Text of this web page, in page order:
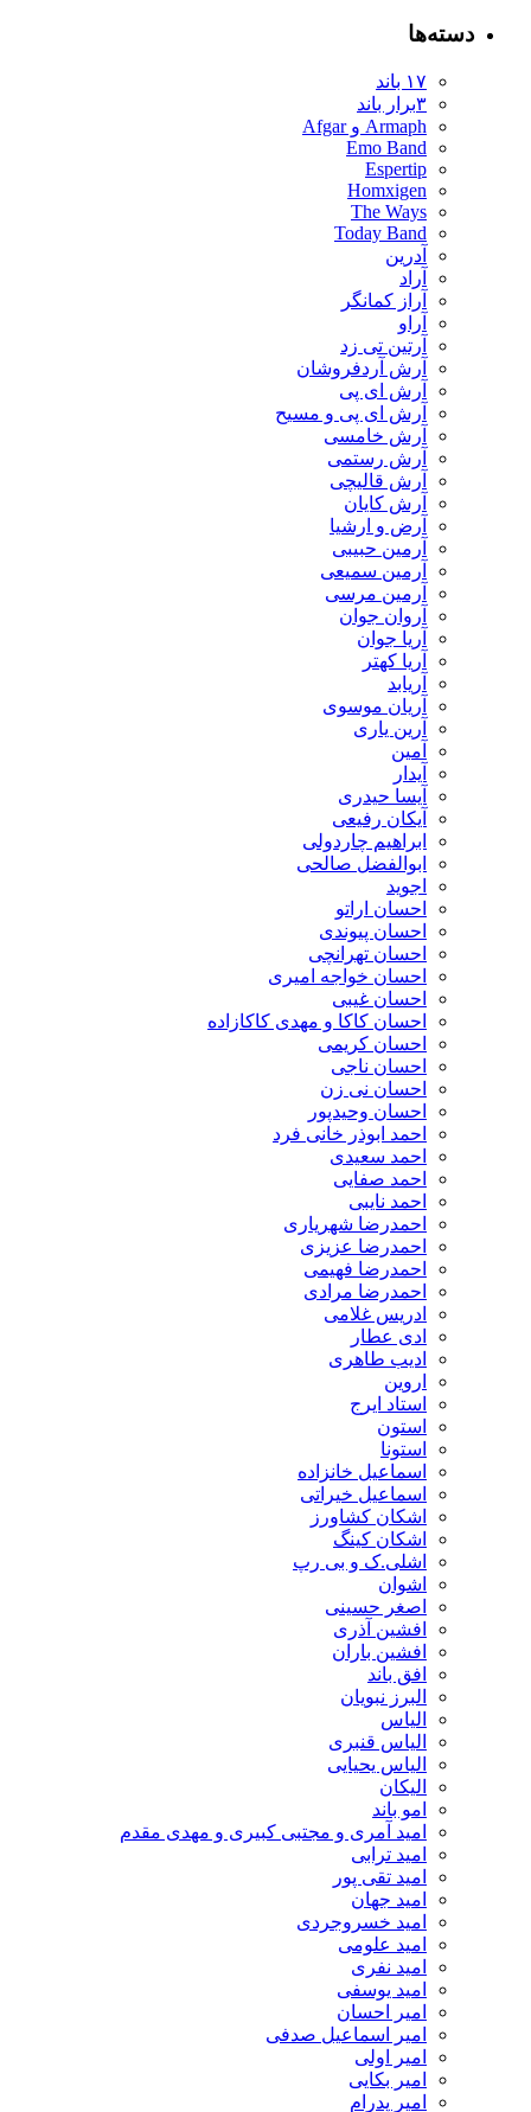
دسته‌ها
Armaph و Afgar
Emo Band
Espertip
Homxigen
The Ways
Today Band
آدرین
آراز کمانگر
آراو
آرتین تی زد
آرش آردفروشان
آرش ای پی
آرش ای پی و مسیح
آرش خامسی
آرش رستمی
آرش قالیچی
آرش کایان
​آرض و ارشیا
آرمین حبیبی
آرمین سمیعی
آرمین مرسی
آروان جوان
آریا جوان
آریا کهتر
آریابد
آریان موسوی
آرین یاری
آمین
آیدار
آیسا حیدری
آیکان رفیعی
ابراهیم چاردولی
ابوالفضل صالحی
اجوید
احسان اراتو
احسان پیوندی
احسان تهرانچی
احسان خواجه امیری
احسان غیبی
احسان کاکا و مهدی کاکازاده
احسان کریمی
احسان ناجی
احسان نی زن
احسان وحیدپور
احمد ابوذر خانی فرد
احمد سعیدی
احمد صفایی
احمد نایبی
احمدرضا شهریاری
احمدرضا عزیزی
احمدرضا فهیمی
احمدرضا مرادی
ادریس غلامی
ادی عطار
ادیب طاهری
اروین
استاد ایرج
استون
استونا
اسماعیل خانزاده
اسماعیل خیراتی
اشکان کشاورز
اشکان کینگ
اشلی.ک و بی رپ
اشوان
اصغر حسینی
افشین آذری
افشین باران
افق باند
البرز نبویان
الیاس
الیاس قنبرى
الیاس یحیایی
الیکان
امو باند
امید آمری و مجتبی کبیری و مهدى مقدم
امید ترابی
امید تقی پور
امید جهان
امید خسروجردی
امید علومی
امید نفری
امید یوسفی
امیر احسان
امیر اسماعیل صدفی
امیر اولی
امیر بکایی
امیر پدرام